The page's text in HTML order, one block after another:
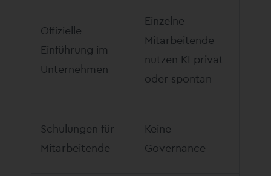
Offizielle
Einführung im
Unternehmen
Einzelne
Mitarbeitende
nutzen KI privat
oder spontan
Schulungen für
Mitarbeitende
Keine
Governance